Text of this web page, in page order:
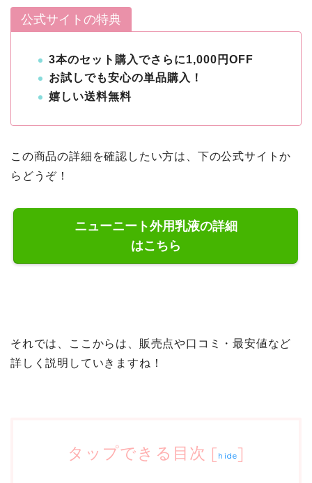
公式サイトの特典
3本のセット購入でさらに1,000円OFF
お試しでも安心の単品購入！
嬉しい送料無料
この商品の詳細を確認したい方は、下の公式サイトか
らどうぞ！
ニューニート外用乳液の詳細
はこちら
それでは、ここからは、販売点や口コミ・最安値など
詳しく説明していきますね！
タップできる目次 [ hide]